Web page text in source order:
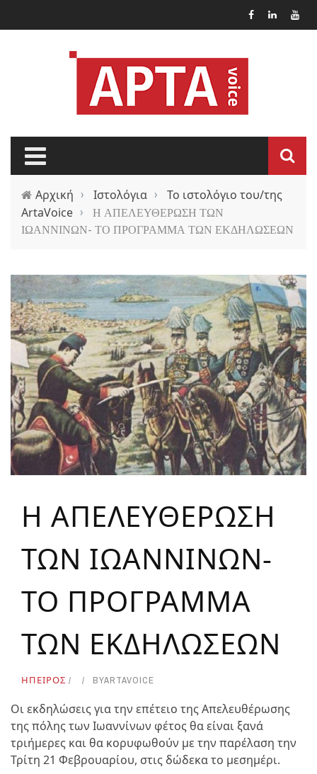
Αρχική › Ιστολόγια ›
Το ιστολόγιο του/της
ArtaVoice ›
Η ΑΠΕΛΕΥΘΕΡΩΣΗ ΤΩΝ
ΙΩΑΝΝΙΝΩΝ- ΤΟ ΠΡΟΓΡΑΜΜΑ ΤΩΝ ΕΚΔΗΛΩΣΕΩΝ
Η ΑΠΕΛΕΥΘΕΡΩΣΗ
ΤΩΝ ΙΩΑΝΝΙΝΩΝ-
ΤΟ ΠΡΟΓΡΑΜΜΑ
ΤΩΝ ΕΚΔΗΛΩΣΕΩΝ
ΗΠΕΙΡΟΣ BYARTAVOICE
Οι εκδηλώσεις για την επέτειο της Απελευθέρωσης
της πόλης των Ιωαννίνων φέτος θα είναι ξανά
τριήμερες και θα κορυφωθούν με την παρέλαση την
Τρίτη 21 Φεβρουαρίου, στις δώδεκα το μεσημέρι.